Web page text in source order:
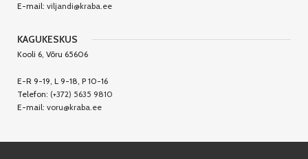
E-mail: viljandi@kraba.ee
KAGUKESKUS
Kooli 6, Võru 65606
E-R 9-19, L 9-18, P 10-16
Telefon: (+372) 5635 9810
E-mail: voru@kraba.ee